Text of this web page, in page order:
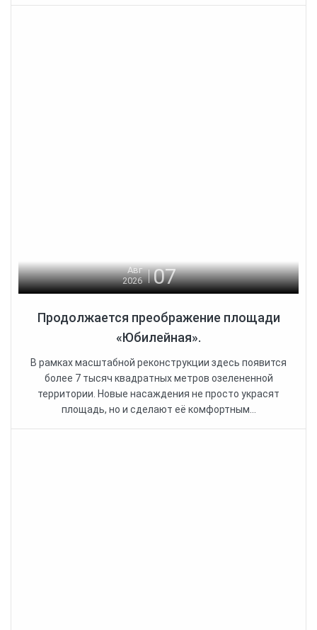
Авг
2026
07
Продолжается преображение площади
«Юбилейная».
В рамках масштабной реконструкции здесь появится
более 7 тысяч квадратных метров озелененной
территории. Новые насаждения не просто украсят
площадь, но и сделают её комфортным...